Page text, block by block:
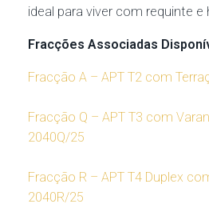
ideal para viver com requinte e
Fracções Associadas
Fracção A – APT T2 com
Fracção Q – APT T3 com
2040Q/25
Fracção R – APT T4 Duplex
2040R/25